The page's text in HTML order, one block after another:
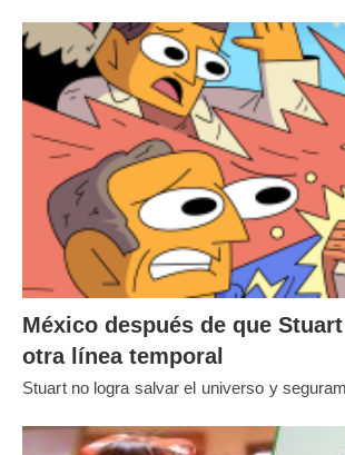
México después de que
otra línea temporal
Stuart no logra salvar el universo y